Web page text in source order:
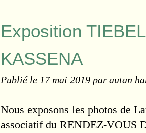
Exposition
KASSENA
Publié le 17 mai 2019 par autan
Nous exposons les photos de
associatif du RENDEZ-VOUS